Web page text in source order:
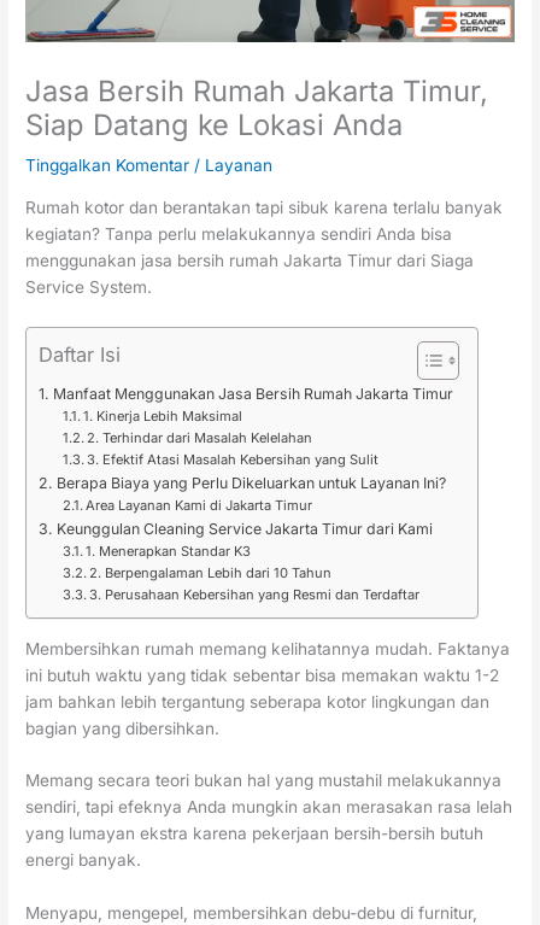
Jasa Bersih Rumah Jakarta Timur,
Siap Datang ke Lokasi Anda
Tinggalkan Komentar / Layanan
Rumah kotor dan berantakan tapi sibuk karena terlalu banyak
kegiatan? Tanpa perlu melakukannya sendiri Anda bisa
menggunakan jasa bersih rumah Jakarta Timur dari Siaga
Service System.
Daftar Isi
Manfaat Menggunakan Jasa Bersih Rumah Jakarta Timur
1. Kinerja Lebih Maksimal
2. Terhindar dari Masalah Kelelahan
3. Efektif Atasi Masalah Kebersihan yang Sulit
Berapa Biaya yang Perlu Dikeluarkan untuk Layanan Ini?
Area Layanan Kami di Jakarta Timur
Keunggulan Cleaning Service Jakarta Timur dari Kami
1. Menerapkan Standar K3
2. Berpengalaman Lebih dari 10 Tahun
3. Perusahaan Kebersihan yang Resmi dan Terdaftar
Membersihkan rumah memang kelihatannya mudah. Faktanya
ini butuh waktu yang tidak sebentar bisa memakan waktu 1-2
jam bahkan lebih tergantung seberapa kotor lingkungan dan
bagian yang dibersihkan.
Memang secara teori bukan hal yang mustahil melakukannya
sendiri, tapi efeknya Anda mungkin akan merasakan rasa lelah
yang lumayan ekstra karena pekerjaan bersih-bersih butuh
energi banyak.
Menyapu, mengepel, membersihkan debu-debu di furnitur,